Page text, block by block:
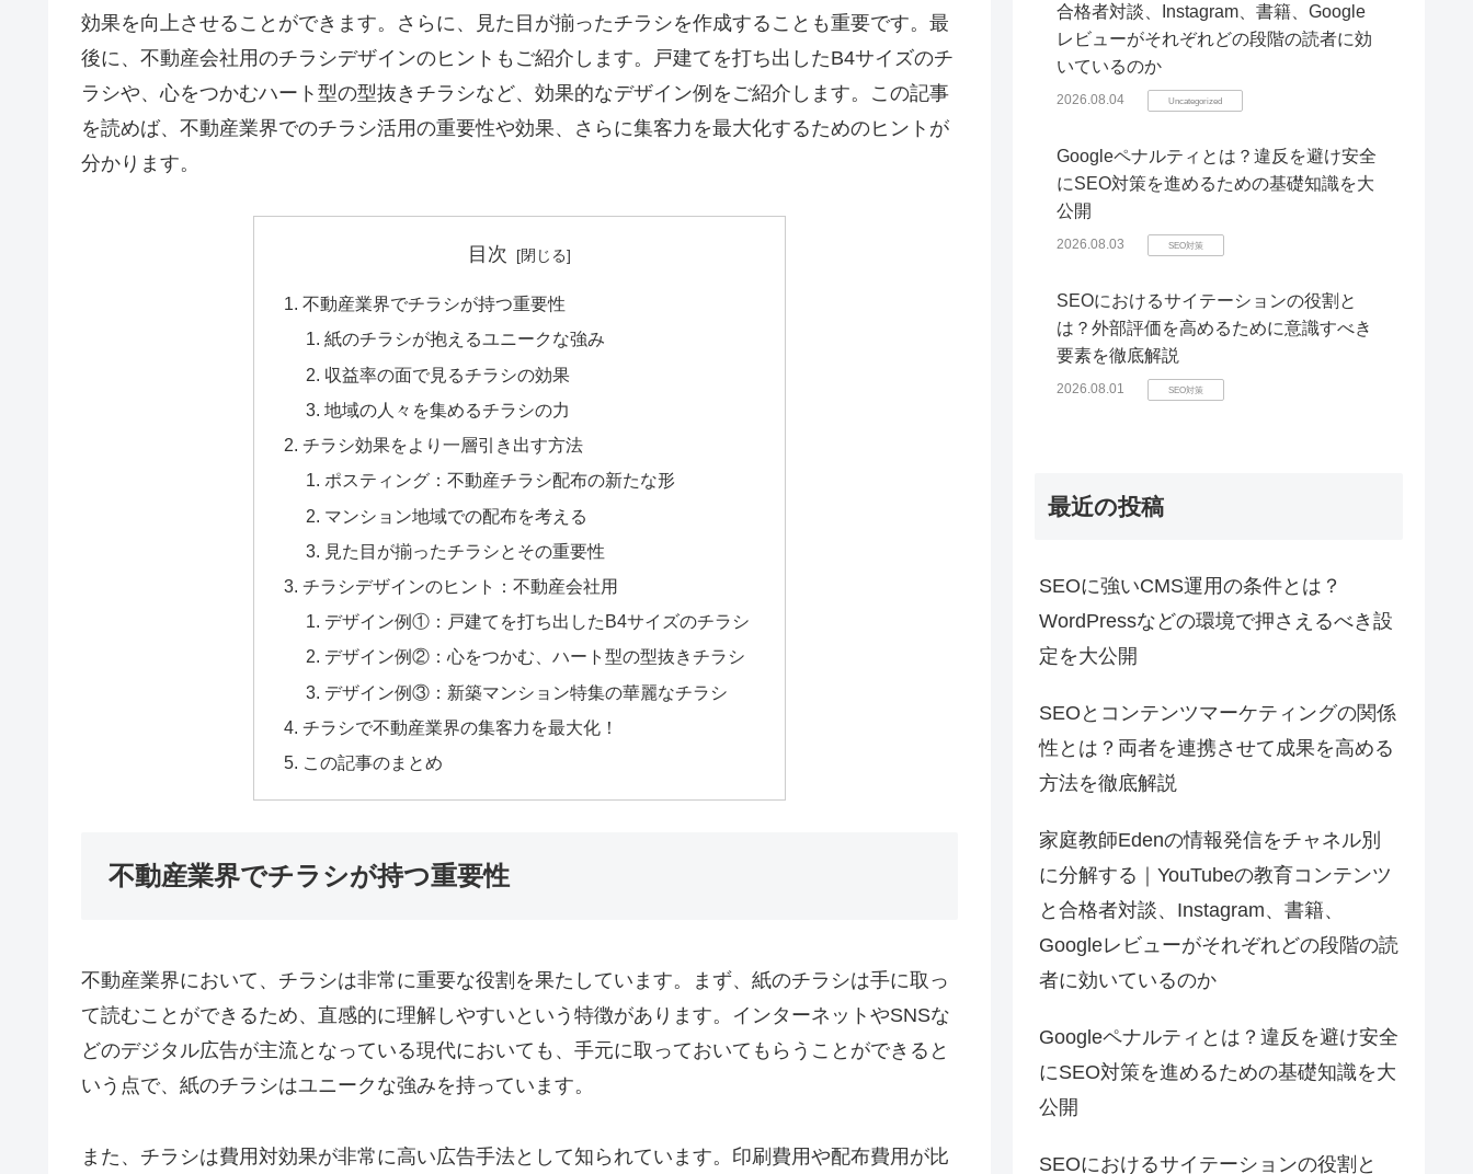
効果を向上させることができます。さらに、見た目が揃ったチラシを作成することも重要です。最
後に、不動産会社用のチラシデザインのヒントもご紹介します。戸建てを打ち出したB4サイズのチ
ラシや、心をつかむハート型の型抜きチラシなど、効果的なデザイン例をご紹介します。この記事
を読めば、不動産業界でのチラシ活用の重要性や効果、さらに集客力を最大化するためのヒントが
分かります。
目次
不動産業界でチラシが持つ重要性
紙のチラシが抱えるユニークな強み
収益率の面で見るチラシの効果
地域の人々を集めるチラシの力
チラシ効果をより一層引き出す方法
ポスティング：不動産チラシ配布の新たな形
マンション地域での配布を考える
見た目が揃ったチラシとその重要性
チラシデザインのヒント：不動産会社用
デザイン例①：戸建てを打ち出したB4サイズのチラシ
デザイン例②：心をつかむ、ハート型の型抜きチラシ
デザイン例③：新築マンション特集の華麗なチラシ
チラシで不動産業界の集客力を最大化！
この記事のまとめ
不動産業界でチラシが持つ重要性
不動産業界において、チラシは非常に重要な役割を果たしています。まず、紙のチラシは手に取っ
て読むことができるため、直感的に理解しやすいという特徴があります。インターネットやSNSな
どのデジタル広告が主流となっている現代においても、手元に取っておいてもらうことができると
いう点で、紙のチラシはユニークな強みを持っています。
また、チラシは費用対効果が非常に高い広告手法として知られています。印刷費用や配布費用が比
合格者対談、Instagram、書籍、Google
レビューがそれぞれどの段階の読者に効
いているのか
2026.08.04 Uncategorized
Googleペナルティとは？違反を避け安全
にSEO対策を進めるための基礎知識を大
公開
2026.08.03 SEO対策
SEOにおけるサイテーションの役割と
は？外部評価を高めるために意識すべき
要素を徹底解説
2026.08.01 SEO対策
最近の投稿
SEOに強いCMS運用の条件とは？
WordPressなどの環境で押さえるべき設
定を大公開
SEOとコンテンツマーケティングの関係
性とは？両者を連携させて成果を高める
方法を徹底解説
家庭教師Edenの情報発信をチャネル別
に分解する｜YouTubeの教育コンテンツ
と合格者対談、Instagram、書籍、
Googleレビューがそれぞれどの段階の読
者に効いているのか
Googleペナルティとは？違反を避け安全
にSEO対策を進めるための基礎知識を大
公開
SEOにおけるサイテーションの役割と